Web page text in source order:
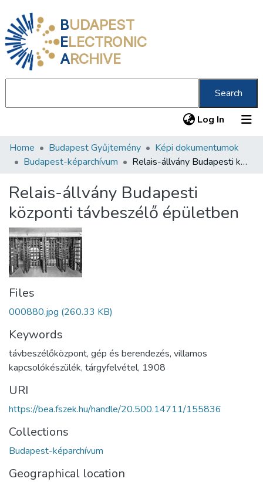
BUDAPEST
ELECTRONIC
ARCHIVE
Search
Log In (current)
Communities & Collections
Statistics
About us
Home Budapest Gyűjtemény
Képi dokumentumok
Budapest-képarchívum
Relais-állvány Budapesti központi távbeszélő épületben
Relais-állvány Budapesti
központi távbeszélő épületben
Files
000880.jpg (260.33 KB)
Keywords
távbeszélőközpont, gép és berendezés, villamos
kapcsolókészülék, tárgyfelvétel, 1908
URI
https://bea.fszek.hu/handle/20.500.14711/155836
Collections
Budapest-képarchívum
Geographical location